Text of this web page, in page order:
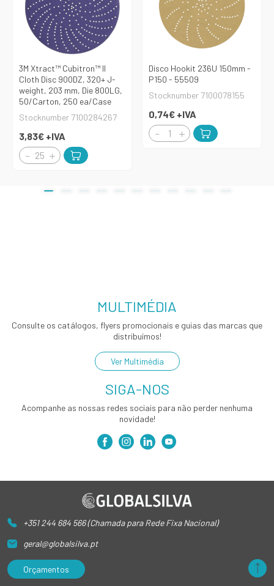
3M Xtract™ Cubitron™ II
Cloth Disc 900DZ, 320+ J-
weight, 203 mm, Die 800LG,
50/Carton, 250 ea/Case
Stocknumber 7100284267
3,83€ +IVA
Disco Hookit 236U 150mm -
P150 - 55509
Stocknumber 7100078155
0,74€ +IVA
MULTIMÉDIA
Consulte os catálogos, flyers promocionais e guias das marcas que
distribuímos!
Ver Multimédia
SIGA-NOS
Acompanhe as nossas redes sociais para não perder nenhuma
novidade!
+351 244 684 566 (Chamada para Rede Fixa Nacional)
geral@globalsilva.pt
Orçamentos